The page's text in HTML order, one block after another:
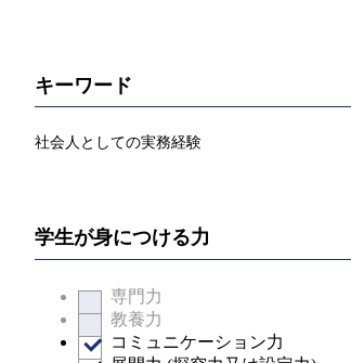
キーワード
社会人としての実務経験
学生が身につける力
専門力
教養力
コミュニケーション力